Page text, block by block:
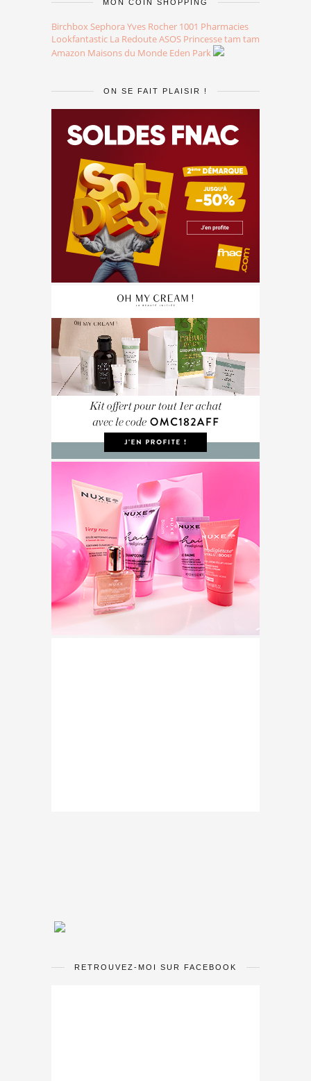
MON COIN SHOPPING
Birchbox Sephora Yves Rocher 1001 Pharmacies
Lookfantastic La RedouteASOS Princesse tam tam
Amazon Maisons du Monde Eden Park
ON SE FAIT PLAISIR !
RETROUVEZ-MOI SUR FACEBOOK